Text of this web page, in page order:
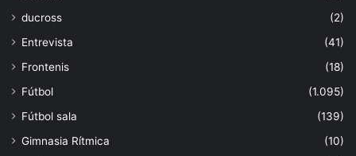
ducross
(2)
Entrevista
(41)
Frontenis
(18)
Fútbol
(1.095)
Fútbol sala
(139)
Gimnasia Rítmica
(10)